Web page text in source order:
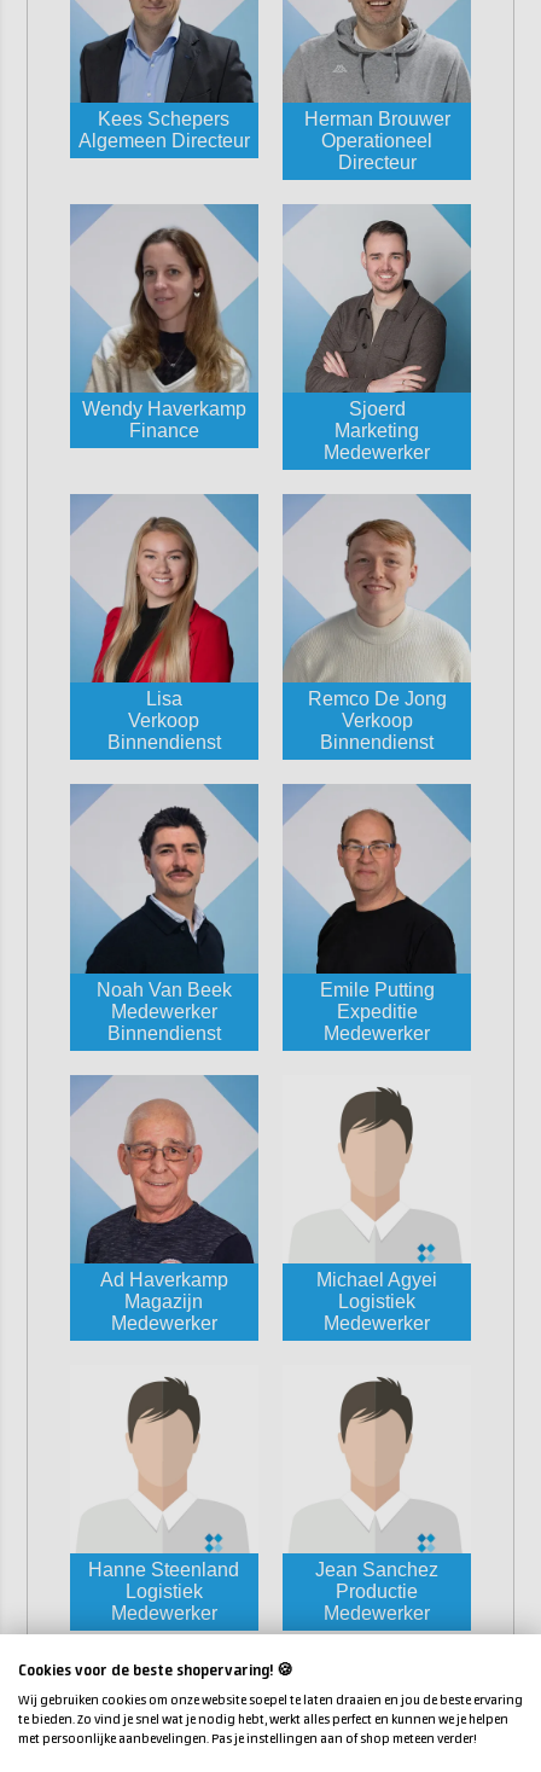
Kees Schepers
Algemeen Directeur
Herman Brouwer
Operationeel
Directeur
Wendy Haverkamp
Finance
Sjoerd
Marketing
Medewerker
Lisa
Verkoop
Binnendienst
Remco De Jong
Verkoop
Binnendienst
Noah Van Beek
Medewerker
Binnendienst
Emile Putting
Expeditie
Medewerker
Ad Haverkamp
Magazijn
Medewerker
Michael Agyei
Logistiek
Medewerker
Hanne Steenland
Logistiek
Medewerker
Jean Sanchez
Productie
Medewerker
Cookies voor de beste shopervaring! 🍪
Wij gebruiken cookies om onze website soepel te laten draaien en jou de beste ervaring
te bieden. Zo vind je snel wat je nodig hebt, werkt alles perfect en kunnen we je helpen
met persoonlijke aanbevelingen. Pas je instellingen aan of shop meteen verder!